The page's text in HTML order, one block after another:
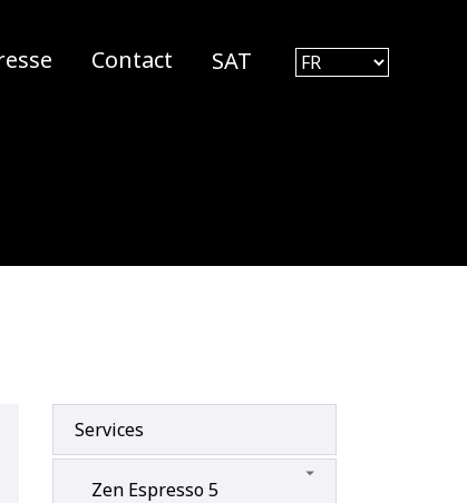
Contact SAT
Services
Zen Espresso 5